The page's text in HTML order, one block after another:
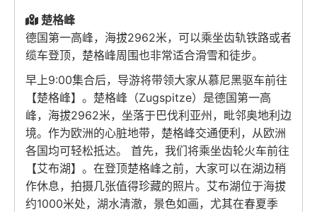
楚格峰
德国第一高峰，海拔2962米，可以乘坐齿轨铁路或者
缆车登顶，楚格峰周围也非常适合滑雪和徒步。
早上9:00集合后，导游将带领大家从慕尼黑驱车前往
【楚格峰】。楚格峰（Zugspitze）是德国第一高
峰，海拔2962米，坐落于巴伐利亚州，毗邻奥地利边
境。作为欧洲的心脏地带，楚格峰交通便利，从欧洲
各国均可轻松抵达。 首先，我们将乘坐齿轮火车前往
【艾布湖】。在登顶楚格峰之前，大家可以在湖边稍
作休息，拍摄几张值得珍藏的照片。艾布湖位于海拔
约1000米处，湖水清澈，景色如画，尤其在春夏季